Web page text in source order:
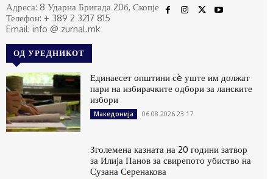
Адреса: 8 Ударна Бригада 20б, Скопје
Телефон: + 389 2 3217 815
Email: info @ zurnal.mk
ОД УРЕДНИКОТ
Единаесет општини сè уште им должат
пари на избирачките одбори за ланските
избори
Македонија 06.08.2026 23:17
Зголемена казната на 20 години затвор
за Илија Панов за свирепото убиство на
Сузана Серенакова